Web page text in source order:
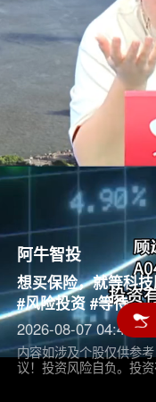
阿牛智投
想买保险，就等科
#风险投资 #等待
2026-08-07 04:45
内容如涉及个股仅供参
议！投资风险自负。投资